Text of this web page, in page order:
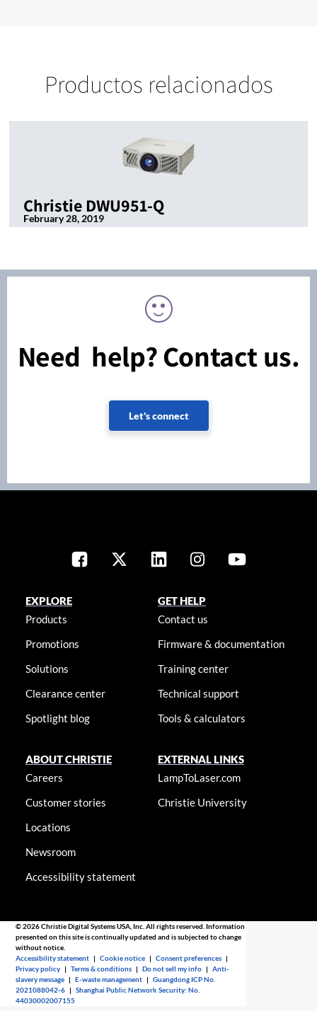
Productos relacionados
Christie DWU951-Q
February 28, 2019
Need help? Contact us.
Let's connect
EXPLORE
Products
Promotions
Solutions
Clearance center
Spotlight blog
GET HELP
Contact us
Firmware & documentation
Training center
Technical support
Tools & calculators
ABOUT CHRISTIE
Careers
Customer stories
Locations
Newsroom
Accessibility statement
EXTERNAL LINKS
LampToLaser.com
Christie University
© 2026 Christie Digital Systems USA, Inc. All rights reserved. Information
presented on this site is continually updated and is subjected to change
without notice.
Accessibility statement |Cookie notice |Consent preferences |
Privacy policy |Terms & conditions |Do not sell my info |Anti-
slavery message |E-waste management |Guangdong ICP No.
2021088042-6 |Shanghai Public Network Security: No.
44030002007155